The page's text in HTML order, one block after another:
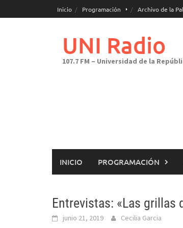
al
Inicio Programación Archivo de la
UNI Radio
107.7 FM – Universidad de la
INICIO PROGRAMACIÓN
Entrevistas: «Las grillas
junio 21, 2019 Cecilia Garcia